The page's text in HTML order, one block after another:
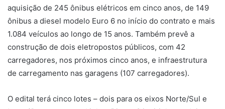
aquisição de 245 ônibus elétricos em cinco anos, de 149
ônibus a diesel modelo Euro 6 no início do contrato e mais
1.084 veículos ao longo de 15 anos. Também prevê a
construção de dois eletropostos públicos, com 42
carregadores, nos próximos cinco anos, e infraestrutura
de carregamento nas garagens (107 carregadores).
O edital terá cinco lotes – dois para os eixos Norte/Sul e